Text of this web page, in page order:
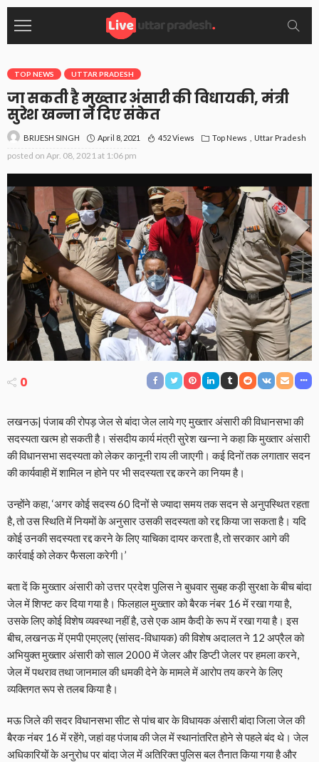
TOP NEWS UTTAR PRADESH
जा सकती है मुख्तार अंसारी की विधायकी, मंत्री
सुरेश खन्ना ने दिए संकेत
BRIJESH SINGH April 8, 2021 452 Views Top News Uttar Pradesh
posted on Apr. 08, 2021 at 1:06 pm
0
लखनऊ| पंजाब की रोपड़ जेल से बांदा जेल लाये गए मुख्तार अंसारी की विधानसभा की
सदस्यता खत्म हो सकती है। संसदीय कार्य मंत्री सुरेश खन्ना ने कहा कि मुख्तार अंसारी
की विधानसभा सदस्यता को लेकर कानूनी राय ली जाएगी। कई दिनों तक लगातार सदन
की कार्यवाही में शामिल न होने पर भी सदस्यता रद्द करने का नियम है।
उन्होंने कहा, ‘अगर कोई सदस्य 60 दिनों से ज्यादा समय तक सदन से अनुपस्थित रहता
है, तो उस स्थिति में नियमों के अनुसार उसकी सदस्यता को रद्द किया जा सकता है। यदि
कोई उनकी सदस्यता रद्द करने के लिए याचिका दायर करता है, तो सरकार आगे की
कार्रवाई को लेकर फैसला करेगी।’
बता दें कि मुख्तार अंसारी को उत्तर प्रदेश पुलिस ने बुधवार सुबह कड़ी सुरक्षा के बीच बांदा
जेल में श‍िफ्ट कर द‍िया गया है। फिलहाल मुख्तार को बैरक नंबर 16 में रखा गया है,
उसके लिए कोई विशेष व्यवस्था नहीं है, उसे एक आम कैदी के रूप में रखा गया है। इस
बीच, लखनऊ में एमपी एमएलए (सांसद-विधायक) की विशेष अदालत ने 12 अप्रैल को
अभियुक्त मुख्तार अंसारी को साल 2000 में जेलर और ड‍िप्‍टी जेलर पर हमला करने,
जेल में पथराव तथा जानमाल की धमकी देने के मामले में आरोप तय करने के लिए
व्यक्तिगत रूप से तलब किया है।
मऊ जिले की सदर विधानसभा सीट से पांच बार के विधायक अंसारी बांदा जिला जेल की
बैरक नंबर 16 में रहेंगे, जहां वह पंजाब की जेल में स्थानांतरित होने से पहले बंद थे। जेल
अधिकारियों के अनुरोध पर बांदा जेल में अतिरिक्त पुलिस बल तैनात किया गया है और